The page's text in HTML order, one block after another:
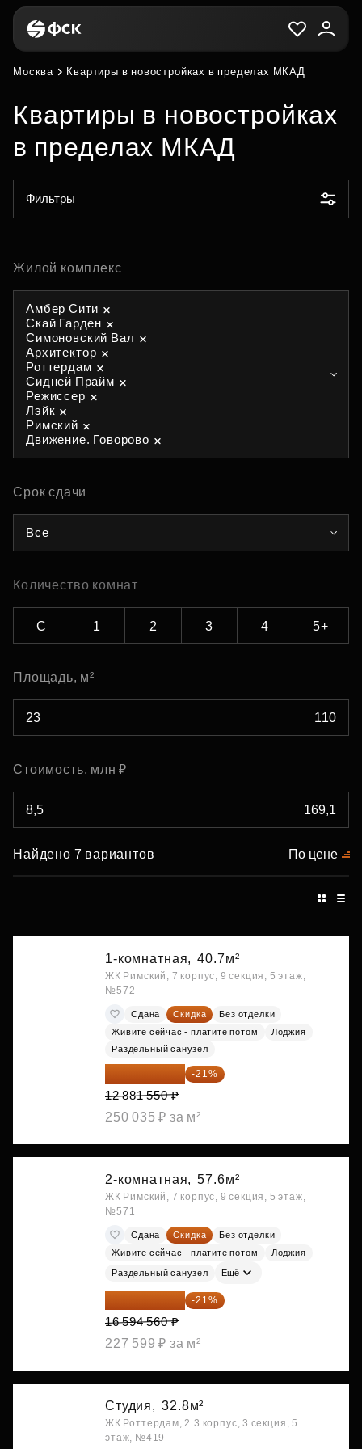
Москва Квартиры в новостройках в пределах МКАД
Квартиры в новостройках
в пределах МКАД
Фильтры
Жилой комплекс
Амбер Сити
Скай Гарден
Симоновский Вал
Архитектор
Роттердам
Сидней Прайм
Режиссер
Лэйк
Римский
Движение. Говорово
Срок сдачи
Все
Количество комнат
С 1 2 3 4 5+
Площадь, м²
Стоимость, млн ₽
Найдено 7 вариантов По цене
1-комнатная, 40.7м²
ЖК Римский, 7 корпус, 9 секция, 5 этаж,
№572
Сдана Скидка
Без отделки
Живите сейчас - платите потом
Лоджия
Раздельный санузел
10 176 425 ₽ -21%
12 881 550 ₽
250 035 ₽ за м²
2-комнатная, 57.6м²
ЖК Римский, 7 корпус, 9 секция, 5 этаж,
№571
Сдана Скидка
Без отделки
Живите сейчас - платите потом
Лоджия
Раздельный санузел Ещё
13 109 702 ₽ -21%
16 594 560 ₽
227 599 ₽ за м²
Студия, 32.8м²
ЖК Роттердам, 2.3 корпус, 3 секция, 5
этаж, №419